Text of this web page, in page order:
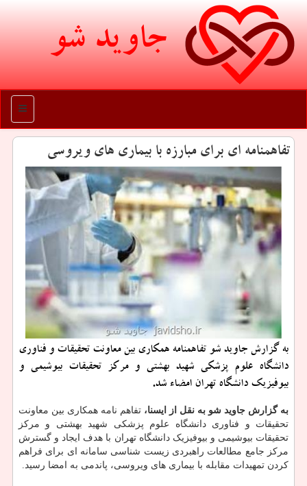
جاوید شو
منو
تفاهمنامه ای برای مبارزه با بیماری های ویروسی
به گزارش جاوید شو تفاهمنامه همکاری بین معاونت تحقیقات و فناوری
دانشگاه علوم پزشکی شهید بهشتی و مرکز تحقیقات بیوشیمی و
بیوفیزیک دانشگاه تهران امضاء شد.
به گزارش جاوید شو به نقل از ایسنا، تفاهم نامه همکاری بین معاونت
تحقیقات و فناوری دانشگاه علوم پزشکی شهید بهشتی و مرکز
تحقیقات بیوشیمی و بیوفیزیک دانشگاه تهران با هدف ایجاد و گسترش
مرکز جامع مطالعات راهبردی زیست شناسی سامانه ای برای فراهم
کردن تمهیدات مقابله با بیماری های ویروسی، پاندمی به امضا رسید.